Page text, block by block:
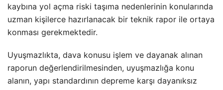
kaybına yol açma riski taşıma nedenlerinin konularında
uzman kişilerce hazırlanacak bir teknik rapor ile ortaya
konması gerekmektedir.
Uyuşmazlıkta, dava konusu işlem ve dayanak alınan
raporun değerlendirilmesinden, uyuşmazlığa konu
alanın, yapı standardının depreme karşı dayanıksız